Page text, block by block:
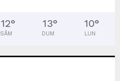
12°
SÂM
13°
DUM
10°
LUN